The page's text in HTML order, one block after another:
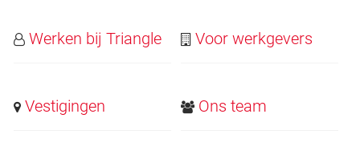
Werken bij Triangle Voor werkgevers
Vestigingen Ons team